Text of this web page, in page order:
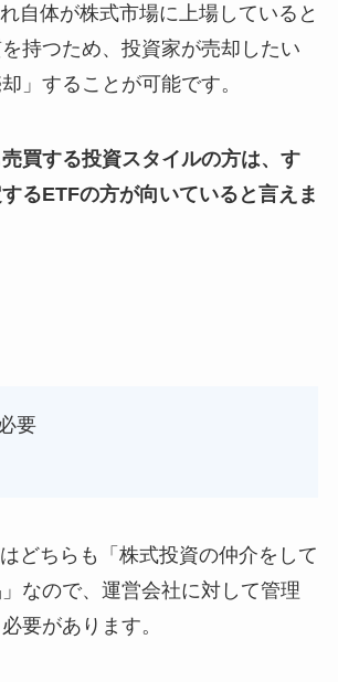
自体が株式市場に上場していると
持つため、投資家が売却したい
」することが可能です。
買する投資スタイルの方は、す
るETFの方が向いている と言えま
要
どちらも「株式投資の仲介をして
なので、運営会社に対して管理
要があります。